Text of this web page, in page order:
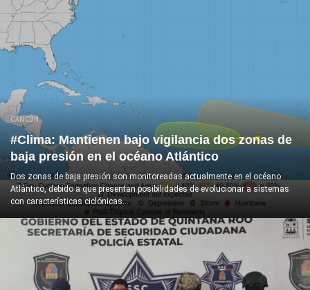
CANCÚN
#Clima: Mantienen bajo vigilancia dos zonas de
baja presión en el océano Atlántico
Dos zonas de baja presión son monitoreadas actualmente en el océano
Atlántico, debido a que presentan posibilidades de evolucionar a sistemas
con características ciclónicas...